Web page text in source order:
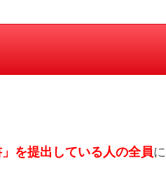
を提出している人の全員に